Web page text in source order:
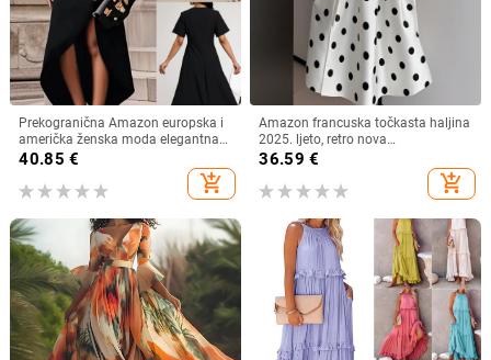
Prekogranična Amazon europska i
američka ženska moda elegantna
nepravilna haljina s ukrasom od
40.85 €
add_shopping_cart
Amazon francuska točkasta haljina
2025. ljeto, retro nova
temperamentna uska suknja za
36.59 €
add_shopping_cart